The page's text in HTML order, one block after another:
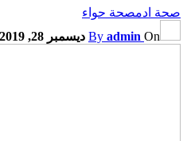
صحة ادمصحة حواء
By admin On ديسمبر 28, 2019